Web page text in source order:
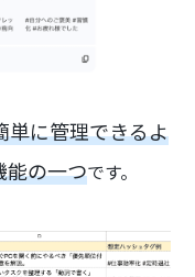
単に管理できるよ
能の一つです。